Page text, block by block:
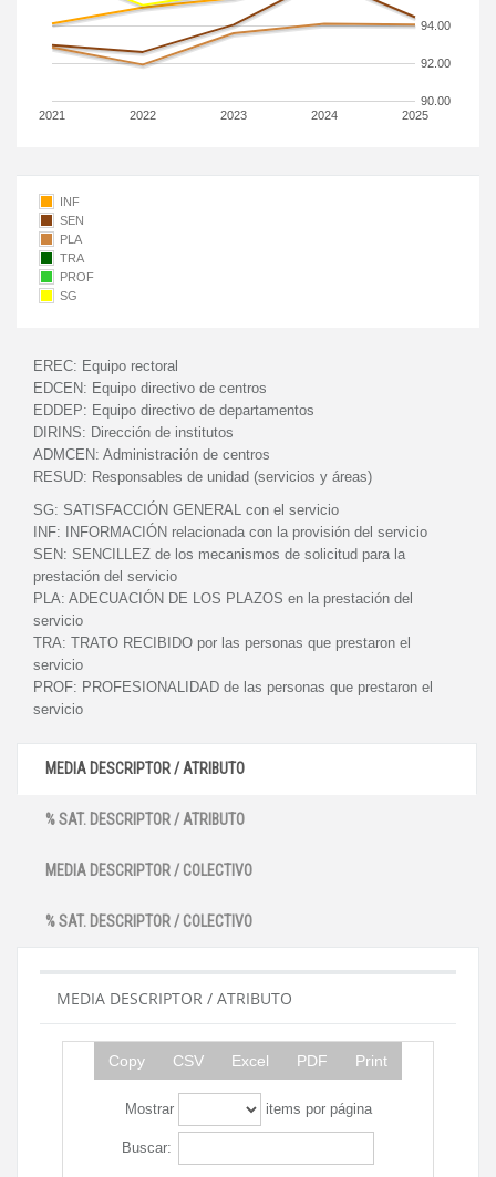
2021 2022 2023 2024 2025
90.00
92.00
94.00
INF
SEN
PLA
TRA
PROF
SG
EREC: Equipo rectoral
EDCEN: Equipo directivo de centros
EDDEP: Equipo directivo de departamentos
DIRINS: Dirección de institutos
ADMCEN: Administración de centros
RESUD: Responsables de unidad (servicios y áreas)
SG: SATISFACCIÓN GENERAL con el servicio
INF:
INFORMACIÓN relacionada con la provisión del servicio
SEN: SENCILLEZ de los mecanismos de solicitud para la
prestación del servicio
PLA: ADECUACIÓN DE LOS PLAZOS en la prestación del
servicio
TRA: TRATO RECIBIDO por las personas que prestaron el
servicio
PROF: PROFESIONALIDAD de las personas que prestaron el
servicio
MEDIA DESCRIPTOR / ATRIBUTO
% SAT. DESCRIPTOR / ATRIBUTO
MEDIA DESCRIPTOR / COLECTIVO
% SAT. DESCRIPTOR / COLECTIVO
MEDIA DESCRIPTOR / ATRIBUTO
Copy CSV Excel PDF Print
Mostrar items por página
Buscar: